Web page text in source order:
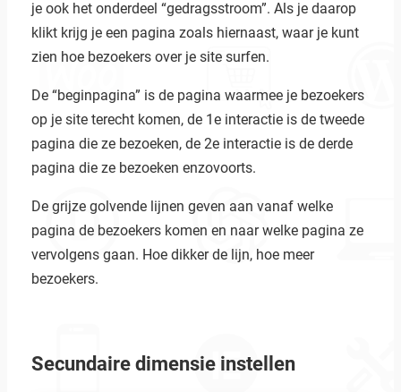
je ook het onderdeel “gedragsstroom”. Als je daarop
klikt krijg je een pagina zoals hiernaast, waar je kunt
zien hoe bezoekers over je site surfen.
De “beginpagina” is de pagina waarmee je bezoekers
op je site terecht komen, de 1e interactie is de tweede
pagina die ze bezoeken, de 2e interactie is de derde
pagina die ze bezoeken enzovoorts.
De grijze golvende lijnen geven aan vanaf welke
pagina de bezoekers komen en naar welke pagina ze
vervolgens gaan. Hoe dikker de lijn, hoe meer
bezoekers.
Secundaire dimensie instellen